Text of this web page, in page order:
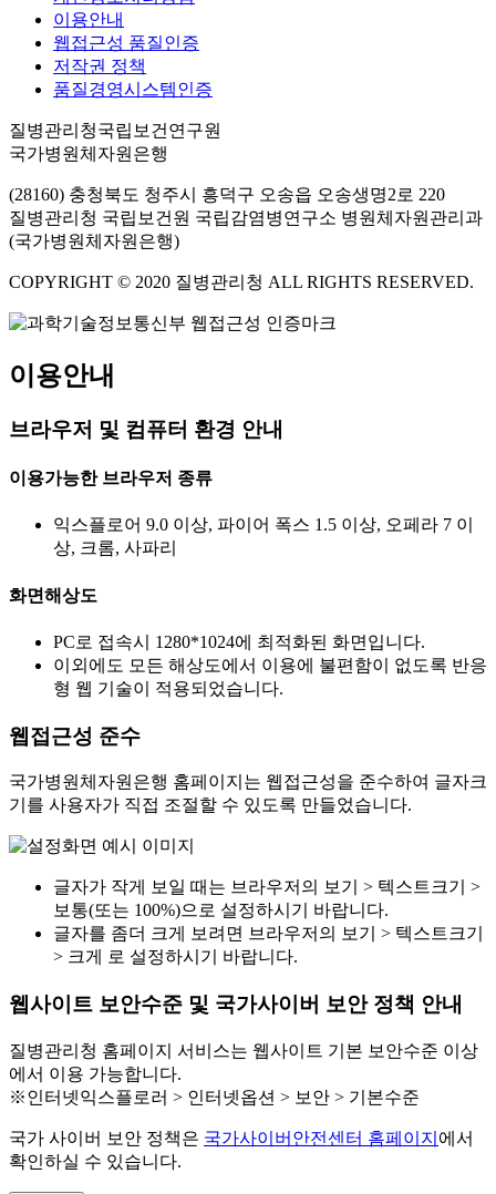
이용안내
웹접근성 품질인증
저작권 정책
품질경영시스템인증
질병관리청국립보건연구원
국가병원체자원은행
(28160) 충청북도 청주시 흥덕구 오송읍 오송생명2로 220
질병관리청 국립보건원 국립감염병연구소 병원체자원관리과
(국가병원체자원은행)
COPYRIGHT © 2020 질병관리청 ALL RIGHTS RESERVED.
이용안내
브라우저 및 컴퓨터 환경 안내
이용가능한 브라우저 종류
익스플로어 9.0 이상, 파이어 폭스 1.5 이상, 오페라 7 이
상, 크롬, 사파리
화면해상도
PC로 접속시 1280*1024에 최적화된 화면입니다.
이외에도 모든 해상도에서 이용에 불편함이 없도록 반응
형 웹 기술이 적용되었습니다.
웹접근성 준수
국가병원체자원은행 홈페이지는 웹접근성을 준수하여 글자크
기를 사용자가 직접 조절할 수 있도록 만들었습니다.
글자가 작게 보일 때는 브라우저의 보기 > 텍스트크기 >
보통(또는 100%)으로 설정하시기 바랍니다.
글자를 좀더 크게 보려면 브라우저의 보기 > 텍스트크기
> 크게 로 설정하시기 바랍니다.
웹사이트 보안수준 및 국가사이버 보안 정책 안내
질병관리청 홈페이지 서비스는 웹사이트 기본 보안수준 이상
에서 이용 가능합니다.
※인터넷익스플로러 > 인터넷옵션 > 보안 > 기본수준
국가 사이버 보안 정책은 국가사이버안전센터 홈페이지 에서
확인하실 수 있습니다.